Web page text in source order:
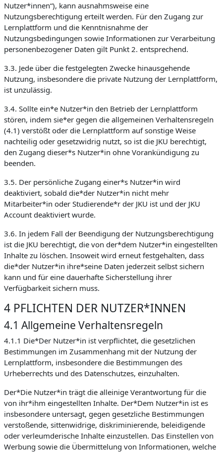
Nutzer*innen“), kann ausnahmsweise eine
Nutzungsberechtigung erteilt werden. Für den Zugang zur
Lernplattform und die Kenntnisnahme der
Nutzungsbedingungen sowie Informationen zur Verarbeitung
personenbezogener Daten gilt Punkt 2. entsprechend.
3.3. Jede über die festgelegten Zwecke hinausgehende
Nutzung, insbesondere die private Nutzung der Lernplattform,
ist unzulässig.
3.4. Sollte ein*e Nutzer*in den Betrieb der Lernplattform
stören, indem sie*er gegen die allgemeinen Verhaltensregeln
(4.1) verstößt oder die Lernplattform auf sonstige Weise
nachteilig oder gesetzwidrig nutzt, so ist die JKU berechtigt,
den Zugang dieser*s Nutzer*in ohne Vorankündigung zu
beenden.
3.5. Der persönliche Zugang einer*s Nutzer*in wird
deaktiviert, sobald die*der Nutzer*in nicht mehr
Mitarbeiter*in oder Studierende*r der JKU ist und der JKU
Account deaktiviert wurde.
3.6. In jedem Fall der Beendigung der Nutzungsberechtigung
ist die JKU berechtigt, die von der*dem Nutzer*in eingestellten
Inhalte zu löschen. Insoweit wird erneut festgehalten, dass
die*der Nutzer*in ihre*seine Daten jederzeit selbst sichern
kann und für eine dauerhafte Sicherstellung ihrer
Verfügbarkeit sichern muss.
4 PFLICHTEN DER NUTZER*INNEN
4.1 Allgemeine Verhaltensregeln
4.1.1 Die*Der Nutzer*in ist verpflichtet, die gesetzlichen
Bestimmungen im Zusammenhang mit der Nutzung der
Lernplattform, insbesondere die Bestimmungen des
Urheberrechts und des Datenschutzes, einzuhalten.
Der*Die Nutzer*in trägt die alleinige Verantwortung für die
von ihr*ihm eingestellten Inhalte. Der*Dem Nutzer*in ist es
insbesondere untersagt, gegen gesetzliche Bestimmungen
verstoßende, sittenwidrige, diskriminierende, beleidigende
oder verleumderische Inhalte einzustellen. Das Einstellen von
Werbung sowie die Übermittelung von Informationen, welche